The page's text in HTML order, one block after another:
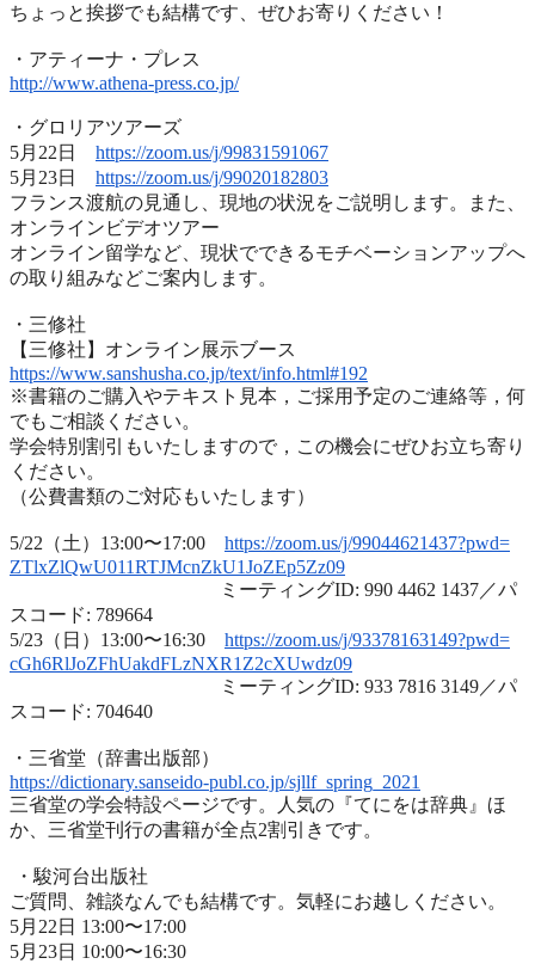
ちょっと挨拶でも結構です、ぜひお寄りください！
・アティーナ・プレス
http://www.athena-press.co.jp/
・グロリアツアーズ
5月22日 https://zoom.us/j/99831591067
5月23日 https://zoom.us/j/99020182803
フランス渡航の見通し、現地の状況をご説明します。また、
オンラインビデオツアー
オンライン留学など、 現状でできるモチベーションアップへ
の取り組みなどご案内します。
・三修社
【三修社】オンライン展示ブース
https://www.sanshusha.co.jp/text/info.html#192
※書籍のご購入やテキスト見本，ご採用予定のご連絡等， 何
でもご相談ください。
学会特別割引もいたしますので， この機会にぜひお立ち寄り
ください。
（公費書類のご対応もいたします）
5/22（土）13:00〜17:00 https://zoom.us/j/99044621437?pwd=
ZTlxZlQwU011RTJMcnZkU1JoZEp5Zz09
ミーティングID: 990 4462 1437／パ
スコード: 789664
5/23（日）13:00〜16:30 https://zoom.us/j/93378163149?pwd=
cGh6RlJoZFhUakdFLzNXR1Z2cXUwdz09
ミーティングID: 933 7816 3149／パ
スコード: 704640
・三省堂（辞書出版部）
https://dictionary.sanseido-publ.co.jp/sjllf_spring_2021
三省堂の学会特設ページです。人気の『てにをは辞典』ほ
か、 三省堂刊行の書籍が全点2割引きです。
・駿河台出版社
ご質問、雑談なんでも結構です。気軽にお越しください。
5月22日 13:00〜17:00
5月23日 10:00〜16:30